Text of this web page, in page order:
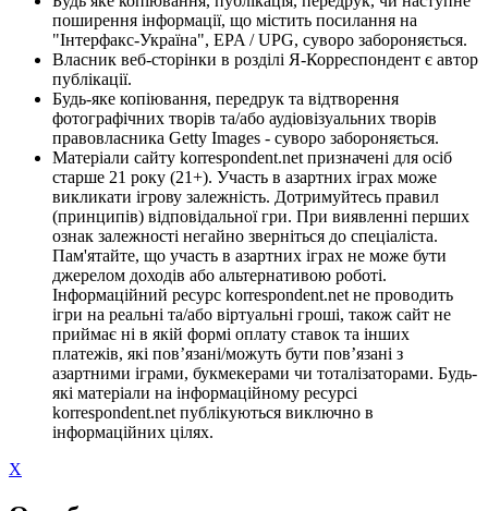
поширення інформації, що містить посилання на
"Інтерфакс-Україна", EPA / UPG, суворо забороняється.
Власник веб-сторінки в розділі Я-Корреспондент є автор
публікації.
Будь-яке копіювання, передрук та відтворення
фотографічних творів та/або аудіовізуальних творів
правовласника Getty Images - суворо забороняється.
Матеріали сайту korrespondent.net призначені для осіб
старше 21 року (21+). Участь в азартних іграх може
викликати ігрову залежність. Дотримуйтесь правил
(принципів) відповідальної гри. При виявленні перших
ознак залежності негайно зверніться до спеціаліста.
Пам'ятайте, що участь в азартних іграх не може бути
джерелом доходів або альтернативою роботі.
Інформаційний ресурс korrespondent.net не проводить
ігри на реальні та/або віртуальні гроші, також сайт не
приймає ні в якій формі оплату ставок та інших
платежів, які пов’язані/можуть бути пов’язані з
азартними іграми, букмекерами чи тоталізаторами. Будь-
які матеріали на інформаційному ресурсі
korrespondent.net публікуються виключно в
інформаційних цілях.
X